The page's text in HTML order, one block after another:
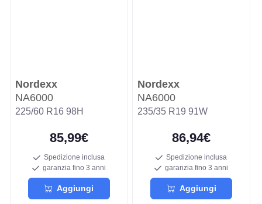
Nordexx
NA6000
225/60 R16 98H
85,99€
Spedizione inclusa
garanzia fino 3 anni
Aggiungi
Nordexx
NA6000
235/35 R19 91W
86,94€
Spedizione inclusa
garanzia fino 3 anni
Aggiungi